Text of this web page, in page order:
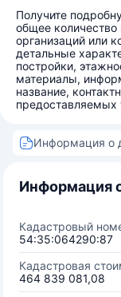
Получите
общее количество
организаций или
детальные
постройки,
материалы,
название,
предоставляемых
Информация о
Информация
Кадастровый
54:35:064290:87
Кадастровая
464 839 081,08